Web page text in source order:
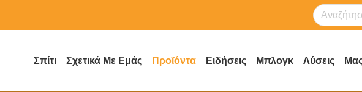
Σπίτι Σχετικά Με Εμάς Προϊόντα Ειδήσεις Μπλογκ Λύσεις